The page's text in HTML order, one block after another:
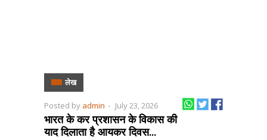
लेख
Posted by admin - July 23, 2026
भारत के कर प्रशासन के विकास की
याद दिलाता है आयकर दिवस...